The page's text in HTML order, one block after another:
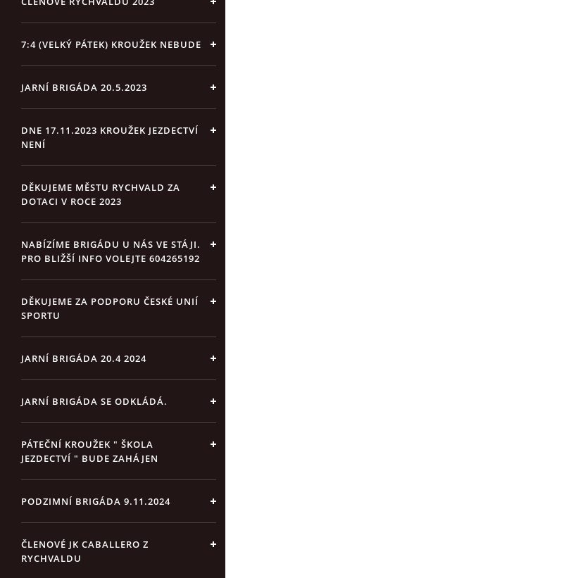
7:4 (VELKÝ PÁTEK) KROUŽEK NEBUDE
JARNÍ BRIGÁDA 20.5.2023
DNE 17.11.2023 KROUŽEK JEZDECTVÍ
NENÍ
DĚKUJEME MĚSTU RYCHVALD ZA
DOTACI V ROCE 2023
NABÍZÍME BRIGÁDU U NÁS VE STÁJI.
PRO BLIŽŠÍ INFO VOLEJTE 604265192
DĚKUJEME ZA PODPORU ČESKÉ UNIÍ
SPORTU
JARNÍ BRIGÁDA 20.4 2024
JARNÍ BRIGÁDA SE ODKLÁDÁ.
PÁTEČNÍ KROUŽEK " ŠKOLA
JEZDECTVÍ " BUDE ZAHÁJEN
PODZIMNÍ BRIGÁDA 9.11.2024
ČLENOVÉ JK CABALLERO Z
RYCHVALDU